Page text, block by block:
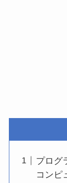
プログ
コンピ